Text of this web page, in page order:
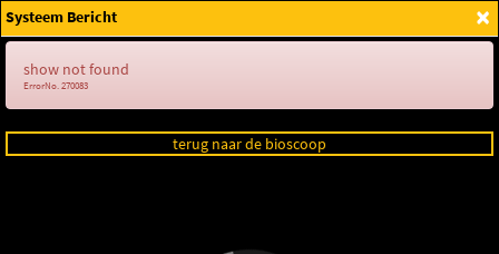
Login
×
Systeem Bericht
show not found
ErrorNo. 270083
terug naar de bioscoop